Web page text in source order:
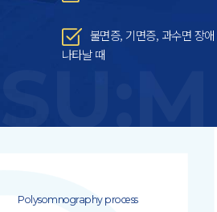
SU:M
불면증, 기면증, 과수면 장
나타날 때
Polysomnography process